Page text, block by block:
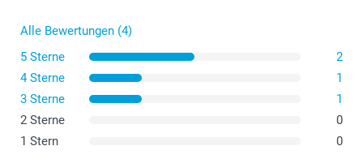
Alle Bewertungen (4)
5 Sterne
2
4 Sterne
1
3 Sterne
1
2 Sterne
0
1 Stern
0